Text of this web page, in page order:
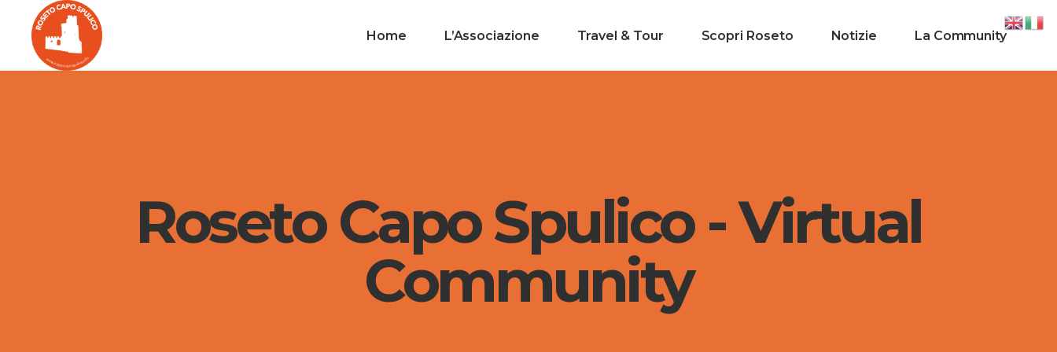
Home L’Associazione Travel & Tour Scopri Roseto Notizie La Community
Roseto Capo Spulico - Virtual
Community